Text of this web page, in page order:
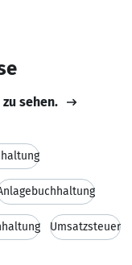
sehen.
Umsatzsteuer